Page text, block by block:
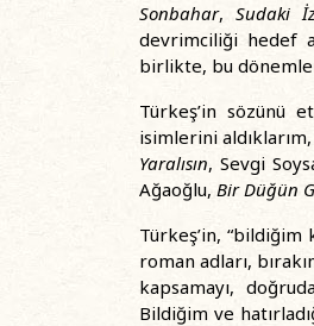
Sonbahar, Sudaki
devrimciliği hedef
birlikte, bu
Türkeş’in sözünü
isimlerini
Yaralısın, Sevgi
Ağaoğlu, Bir Düğün
Türkeş’in,
roman adları,
kapsamayı,
Bildiğim ve